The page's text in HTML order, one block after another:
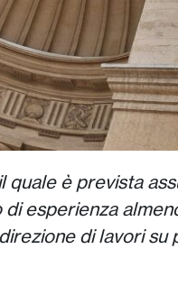
è prevista
esperienza
di lavori su